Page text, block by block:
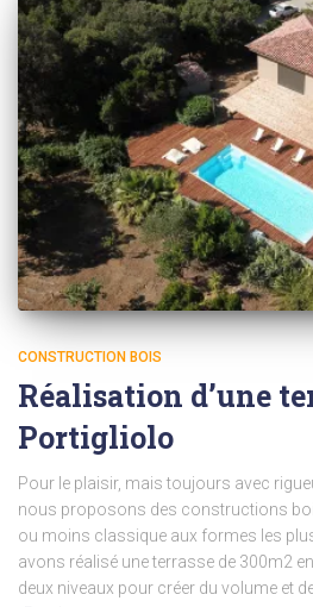
CONSTRUCTION BOIS
Réalisation d’une
Portigliolo
Pour le plaisir, mais toujours avec
nous proposons des constructions
ou moins classique aux formes les
avons réalisé une terrasse de 300m2
deux niveaux pour créer du volume et